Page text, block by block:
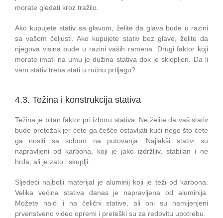
morate gledati kroz tražilo.
Ako kupujete stativ sa glavom, želite da glava bude u razini
sa vašom čeljusti. Ako kupujete stativ bez glave, želite da
njegova visina bude u razini vaših ramena. Drugi faktor koji
morate imati na umu je dužina stativa dok je sklopljen. Da li
vam stativ treba stati u ručnu prtljagu?
4.3. Težina i konstrukcija stativa
Težina je bitan faktor pri izboru stativa. Ne želite da vaš stativ
bude pretežak jer ćete ga češće ostavljati kući nego što ćete
ga nositi sa sobom na putovanja. Najlakši stativi su
napravljeni od karbona, koji je jako izdržljiv, stabilan i ne
hrđa, ali je zato i skuplji.
Sljedeći najbolji materijal je aluminij koji je teži od karbona.
Velika većina stativa danas je napravljena od aluminija.
Možete naići i na čelični stative, ali oni su namijenjeni
prvenstveno video opremi i preteški su za redovitu upotrebu.